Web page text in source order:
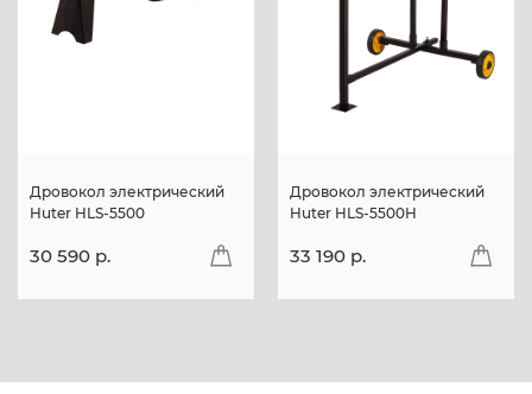
Дровокол электрический
Huter HLS-5500
30 590 p.
Дровокол электрический
Huter HLS-5500H
33 190 p.